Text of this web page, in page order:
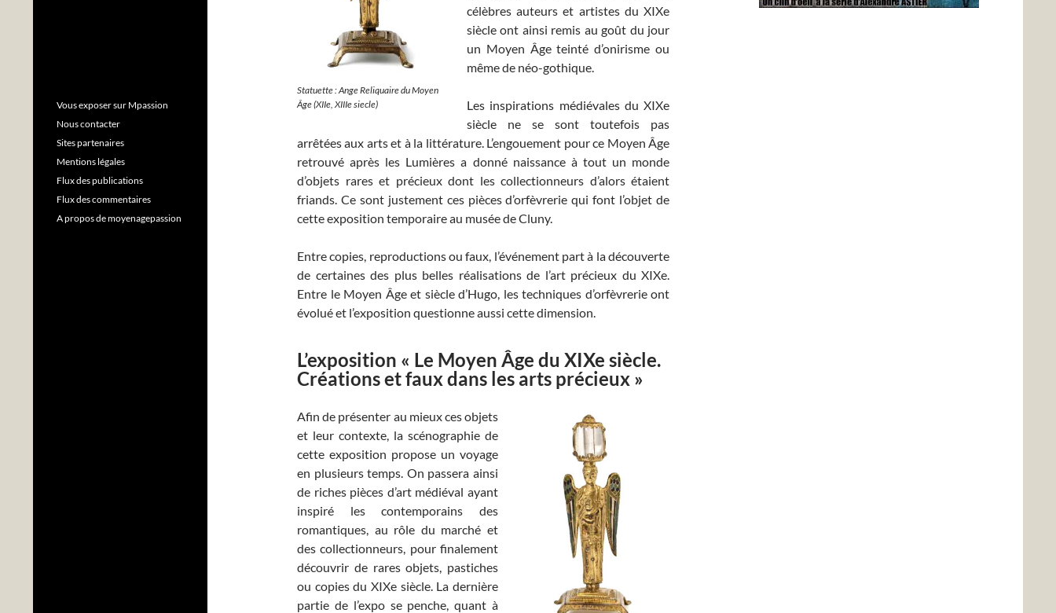
Statuette : Ange Reliquaire du Moyen
Âge (XIIe, XIIIe siecle)
célèbres auteurs et artistes du XIXe
siècle ont ainsi remis au goût du jour
un Moyen Âge teinté d’onirisme ou
même de néo-gothique.
Les inspirations médiévales du XIXe
siècle ne se sont toutefois pas
arrêtées aux arts et à la littérature. L’engouement pour ce Moyen Âge
retrouvé après les Lumières a donné naissance à tout un monde
d’objets rares et précieux dont les collectionneurs d’alors étaient
friands. Ce sont justement ces pièces d’orfèvrerie qui font l’objet de
cette exposition temporaire au musée de Cluny.
Entre copies, reproductions ou faux, l’événement part à la découverte
de certaines des plus belles réalisations de l’art précieux du XIXe.
Entre le Moyen Âge et siècle d’Hugo, les techniques d’orfèvrerie ont
évolué et l’exposition questionne aussi cette dimension.
L’exposition « Le Moyen Âge du XIXe siècle.
Créations et faux dans les arts précieux »
Afin de présenter au mieux ces objets
et leur contexte, la scénographie de
cette exposition propose un voyage
en plusieurs temps. On passera ainsi
de riches pièces d’art médiéval ayant
inspiré les contemporains des
romantiques, au rôle du marché et
des collectionneurs, pour finalement
découvrir de rares objets, pastiches
ou copies du XIXe siècle. La dernière
partie de l’expo se penche, quant à
Vous exposer sur Mpassion
Nous contacter
Sites partenaires
Mentions légales
Flux des publications
Flux des commentaires
A propos de moyenagepassion